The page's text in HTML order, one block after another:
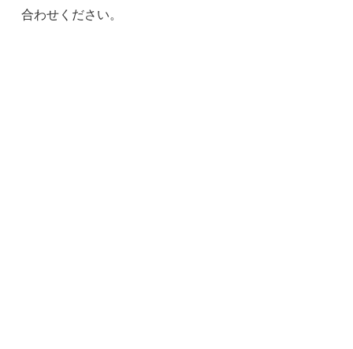
合わせください。